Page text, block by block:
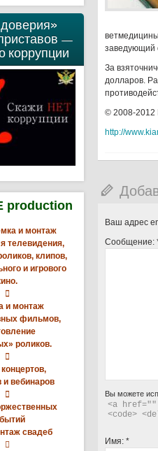
—
коррупции
production
и монтаж
телевидения,
клипов,
и игрового

и монтаж
фильмов,
роликов.

и вебинаров

свадеб

заведующий
За
долларов.
© 2008-2012
http://
Ваш адрес
Сообщение:
Вы можете
<a
<code>
Имя: *